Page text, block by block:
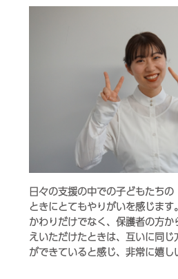
日々の支援の中での子どもたち
ときにとてもやりがいを感じま
かわりだけでなく、保護者の方
えいただけたときは、互いに同
ができていると感じ、非常に嬉し